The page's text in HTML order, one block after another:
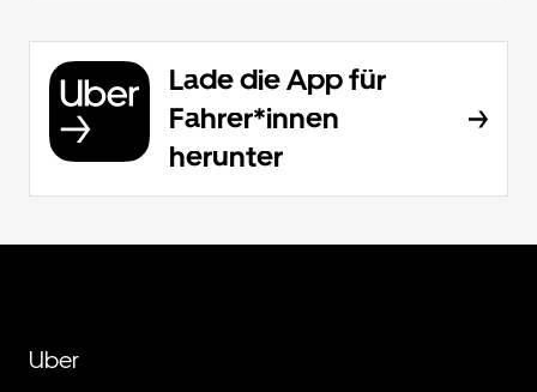
Lade die App für
Fahrer*innen
herunter
Uber